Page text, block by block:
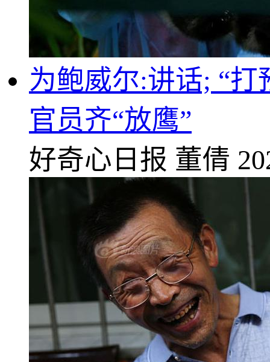
为鲍威尔:讲话; “
官员齐“放鹰”
好奇心日报 董倩